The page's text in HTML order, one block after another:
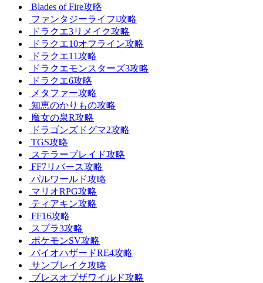
Blades of Fire攻略
ファンタジーライフi攻略
ドラクエ3リメイク攻略
ドラクエ10オフライン攻略
ドラクエ11攻略
ドラクエモンスターズ3攻略
ドラクエ6攻略
メタファー攻略
知恵のかりもの攻略
魔女の泉R攻略
ドラゴンズドグマ2攻略
TGS攻略
ステラーブレイド攻略
FF7リバース攻略
パルワールド攻略
マリオRPG攻略
ティアキン攻略
FF16攻略
スプラ3攻略
ポケモンSV攻略
バイオハザードRE4攻略
サンブレイク攻略
ブレスオブザワイルド攻略